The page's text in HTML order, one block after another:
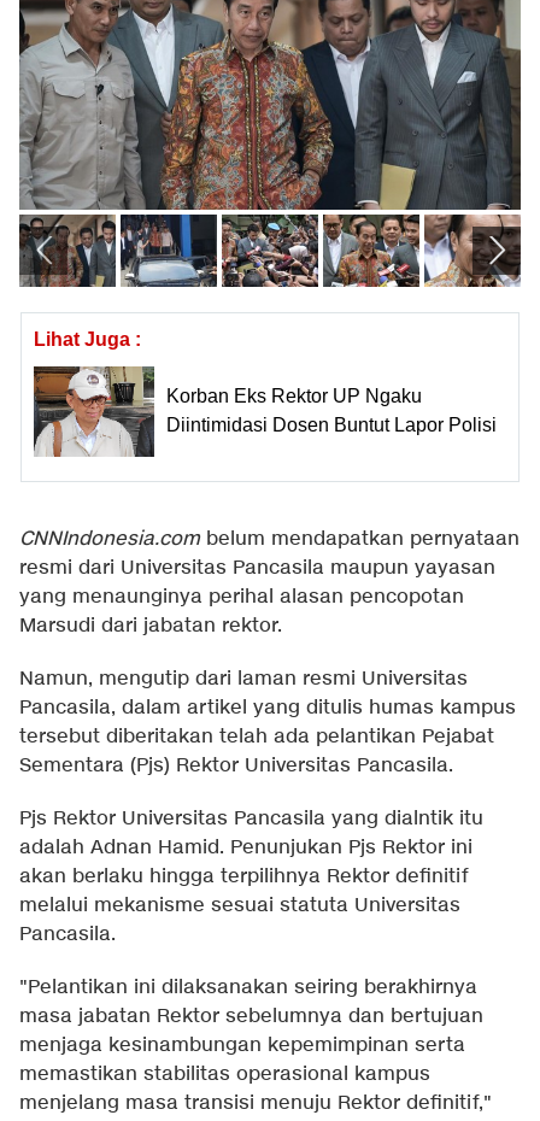
Lihat Juga :
Korban Eks Rektor UP Ngaku
Diintimidasi Dosen Buntut Lapor Polisi
CNNIndonesia.combelum mendapatkan pernyataan
resmi dari Universitas Pancasila maupun yayasan
yang menaunginya perihal alasan pencopotan
Marsudi dari jabatan rektor.
Namun, mengutip dari laman resmi Universitas
Pancasila, dalam artikel yang ditulis humas kampus
tersebut diberitakan telah ada pelantikan Pejabat
Sementara (Pjs) Rektor Universitas Pancasila.
Pjs Rektor Universitas Pancasila yang dialntik itu
adalah Adnan Hamid. Penunjukan Pjs Rektor ini
akan berlaku hingga terpilihnya Rektor definitif
melalui mekanisme sesuai statuta Universitas
Pancasila.
"Pelantikan ini dilaksanakan seiring berakhirnya
masa jabatan Rektor sebelumnya dan bertujuan
menjaga kesinambungan kepemimpinan serta
memastikan stabilitas operasional kampus
menjelang masa transisi menuju Rektor definitif,"